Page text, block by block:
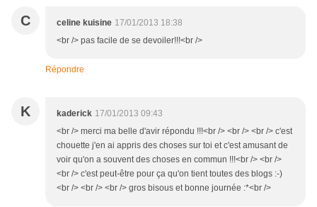
C celine kuisine 17/01/2013 18:38
<br /> pas facile de se devoiler!!!<br />
Répondre
K kaderick 17/01/2013 09:43
<br /> merci ma belle d'avir répondu !!!<br /> <br /> <br /> c'est
chouette j'en ai appris des choses sur toi et c'est amusant de
voir qu'on a souvent des choses en commun !!!<br /> <br />
<br /> c'est peut-être pour ça qu'on tient toutes des blogs :-)
<br /> <br /> <br /> gros bisous et bonne journée :*<br />